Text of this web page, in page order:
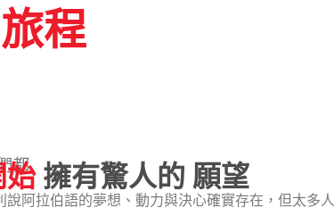
旅程
都
始擁有驚人的 願望
說阿拉伯語的夢想、動力與決心確實存在，但太多人